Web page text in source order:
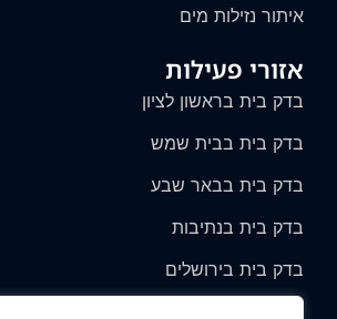
איתור נזילות מים
אזורי פעילות
בדק בית בראשון לציון
בדק בית בבית שמש
בדק בית בבאר שבע
בדק בית בנתיבות
בדק בית בירושלים